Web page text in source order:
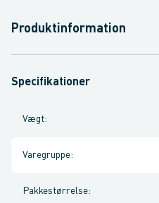
Produktinformation
Specifikationer
Vægt:
Varegruppe:
Pakkestørrelse: